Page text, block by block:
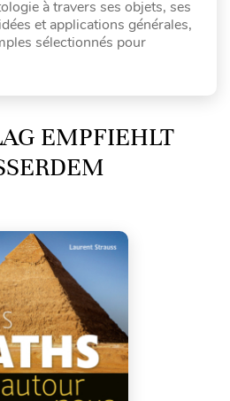
à travers ses objets, ses
et applications générales,
sélectionnés pour
EMPFIEHLT